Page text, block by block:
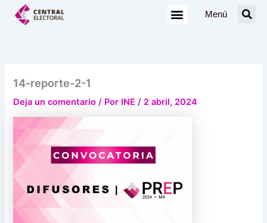
Menú
14-reporte-2-1
Deja un comentario / Por INE/ 2 abril, 2024